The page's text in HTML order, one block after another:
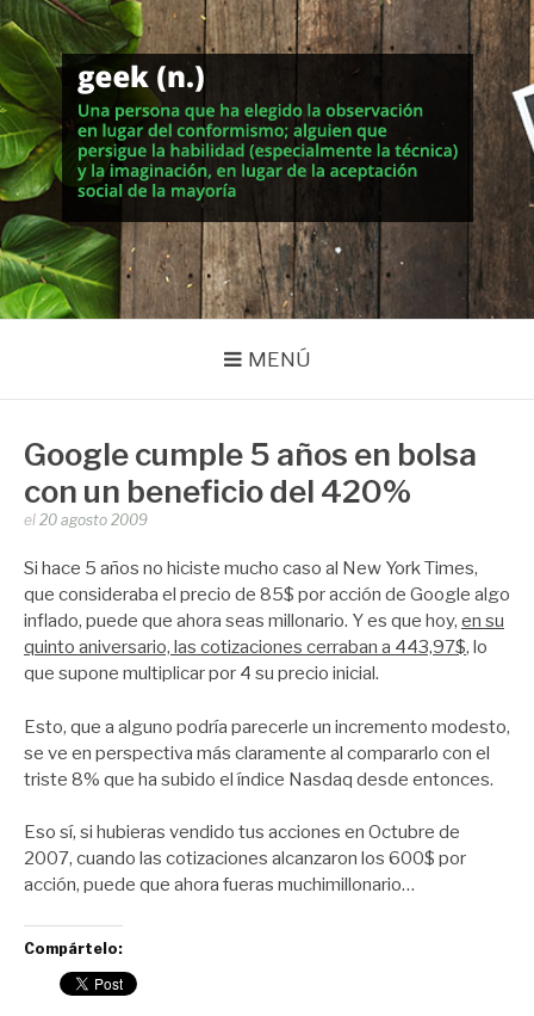
Saltar
al
contenido
MUNDO GEEK
Vida inteligente en la geekosfera
MENÚ
Google cumple 5 años en bolsa
con un beneficio del 420%
Publicado
Zootropo
el 20 agosto 2009
Si hace 5 años no hiciste mucho caso al New York Times,
que consideraba el precio de 85$ por acción de Google algo
inflado, puede que ahora seas millonario. Y es que hoy, en su
quinto aniversario, las cotizaciones cerraban a 443,97$, lo
que supone multiplicar por 4 su precio inicial.
Esto, que a alguno podría parecerle un incremento modesto,
se ve en perspectiva más claramente al compararlo con el
triste 8% que ha subido el índice Nasdaq desde entonces.
Eso sí, si hubieras vendido tus acciones en Octubre de
2007, cuando las cotizaciones alcanzaron los 600$ por
acción, puede que ahora fueras muchimillonario…
Compártelo: